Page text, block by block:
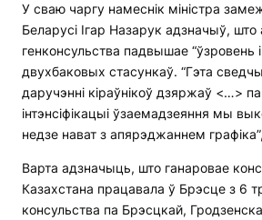
У сваю чаргу намеснік міністра
Беларусі Ігар Назарук адзначыў,
генконсульства падвышае “ўзровень і
двухбаковых стасункаў. “Гэта
даручэнні кіраўнікоў дзяржаў <…>
інтэнсіфікацыі ўзаемадзеяння мы
недзе нават з апярэджаннем
Варта адзначыць, што ганаровае
Казахстана працавала ў Брэсце з 6
консульства па Брэсцкай,